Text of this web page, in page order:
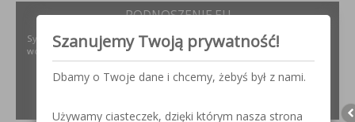
PODNOSZENIE.EU
Systemy transportu bliskiego, żurawie, żurawików, suwnice,
wciągników oraz wiele innych.
Szanujemy Twoją prywatność!
Dbamy o Twoje dane i chcemy, żebyś był z nami.
Używamy ciasteczek, dzięki którym nasza strona